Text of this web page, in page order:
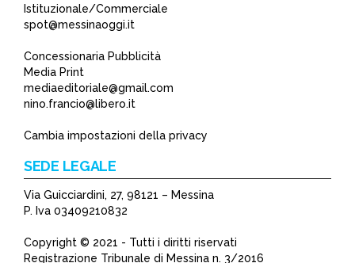
Istituzionale/Commerciale
spot@messinaoggi.it
Concessionaria Pubblicità
Media Print
mediaeditoriale@gmail.com
nino.francio@libero.it
Cambia impostazioni della privacy
SEDE LEGALE
Via Guicciardini, 27, 98121 – Messina
P. Iva 03409210832
Copyright © 2021 - Tutti i diritti riservati
Registrazione Tribunale di Messina n. 3/2016